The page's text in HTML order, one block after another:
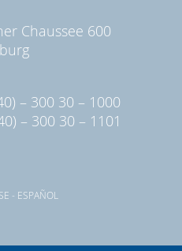
Chaussee 600
– 300 30 – 1000
– 300 30 – 1101
- ESPAÑOL